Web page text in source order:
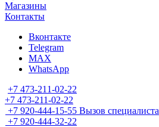
Магазины
Контакты
Вконтакте
Telegram
MAX
WhatsApp
+7 473-211-02-22
+7 473-211-02-22
+7 920-444-15-55 Вызов специалиста
+7 920-444-32-22